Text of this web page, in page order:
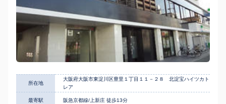
所在地
大阪府大阪市東淀川区豊里１丁目１１－２８ 北淀宝ハイツカト
レア
最寄駅 阪急京都線/上新庄 徒歩13分